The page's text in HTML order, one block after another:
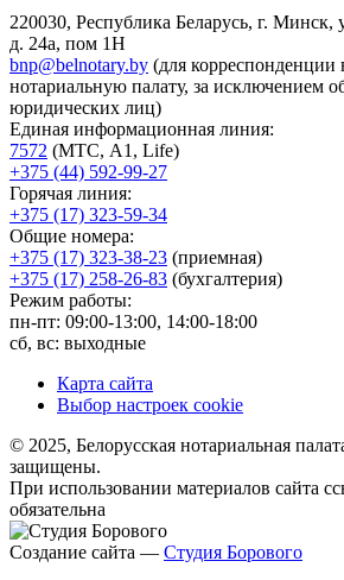
220030, Республика Беларусь, г. Минск,
д. 24а, пом 1Н
bnp@belnotary.by (для корреспонденции
нотариальную палату, за исключением
юридических лиц)
Единая информационная линия:
7572 (МТС, A1, Life)
+375 (44) 592-99-27
Горячая линия:
+375 (17) 323-59-34
Общие номера:
+375 (17) 323-38-23 (приемная)
+375 (17) 258-26-83 (бухгалтерия)
Режим работы:
пн-пт: 09:00-13:00, 14:00-18:00
сб, вс: выходные
Карта сайта
Выбор настроек cookie
© 2025, Белорусская нотариальная
защищены.
При использовании материалов сайта
обязательна
Создание сайта — Студия Борового